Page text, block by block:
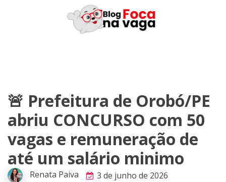
🚨 Prefeitura de Orobó/PE
abriu CONCURSO com 50
vagas e remuneração de
até um salário minimo
Renata Paiva 3 de junho de 2026